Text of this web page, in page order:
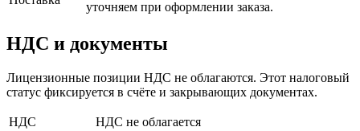
уточняем при оформлении заказа.
НДС и документы
Лицензионные позиции НДС не облагаются. Этот налоговый
статус фиксируется в счёте и закрывающих документах.
НДС
НДС не облагается